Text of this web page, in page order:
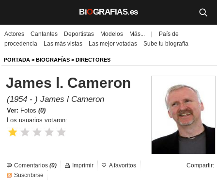
BiOGRAFIAS.es
Biografías
Películas
TV
Música
Un día como hoy
Galerías
Actores Cantantes Deportistas Modelos Más...
País de
procedencia
Las más vistas Las mejor votadas Sube tu biografía
PORTADA > BIOGRAFÍAS > DIRECTORES
James l. Cameron
(1954 - ) James l Cameron
Ver: Fotos (0)
Los usuarios votaron:
Comentarios (0) Compartir:
Imprimir
A favoritos
Suscribirse